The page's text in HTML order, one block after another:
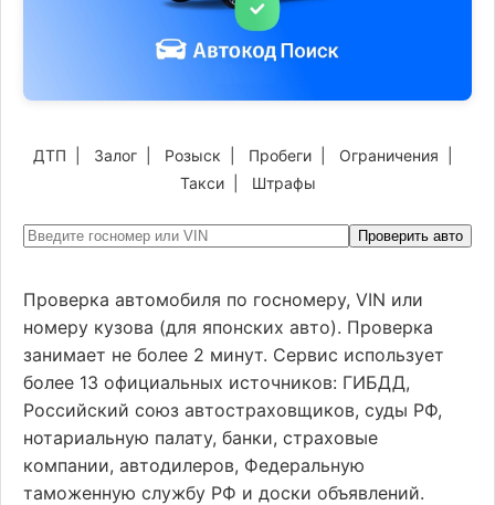
ДТП Залог Розыск Пробеги Ограничения
Такси| Штрафы
Проверить авто
Проверка автомобиля по госномеру, VIN или
номеру кузова (для японских авто). Проверка
занимает не более 2 минут. Сервис использует
более 13 официальных источников: ГИБДД,
Российский союз автостраховщиков, суды РФ,
нотариальную палату, банки, страховые
компании, автодилеров, Федеральную
таможенную службу РФ и доски объявлений.